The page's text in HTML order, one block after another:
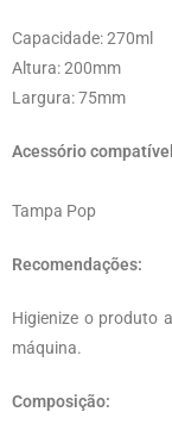
Capacidade: 270ml
Altura: 200mm
Largura: 75mm
Acessório
Tampa Pop
Recomendações:
Higienize o produto
máquina.
Composição: